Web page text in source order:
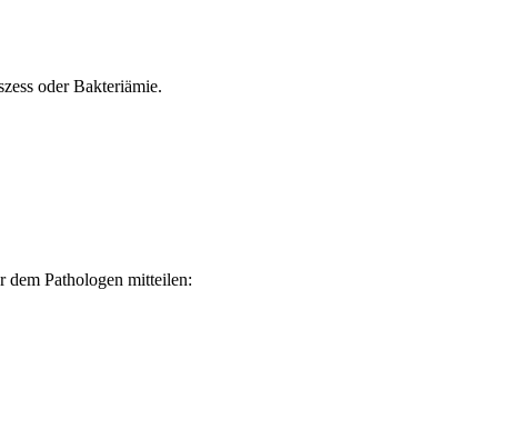
oder Bakteriämie.
Pathologen mitteilen: